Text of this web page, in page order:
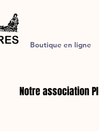
Boutique en ligne
Notre association